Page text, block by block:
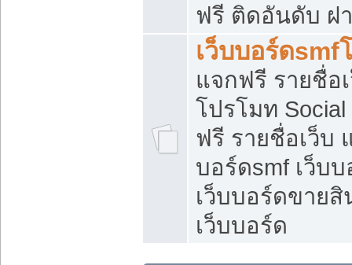
ฟรี ติดอันดับ ฝ
เว็บบอร์ดsmf
แจกฟรี รายชื่อ
โปรโมท
ฟรี รายชื่อเว็บ
บอร์ดsmf เว็บ
เว็บบอร์ดขาย
เว็บบอร์ด